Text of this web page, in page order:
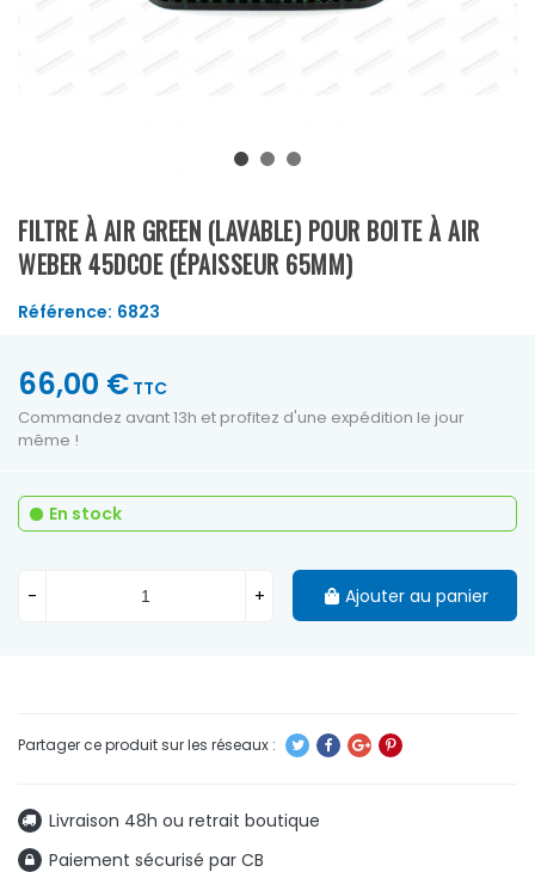
FILTRE À AIR GREEN (LAVABLE) POUR BOITE À AIR
WEBER 45DCOE (ÉPAISSEUR 65MM)
Référence: 6823
Livraison 48h ou retrait boutique
Paiement sécurisé par CB
66,00 € TTC
Commandez avant 13h et profitez d'une expédition le jour
même !
En stock
- + Ajouter au panier